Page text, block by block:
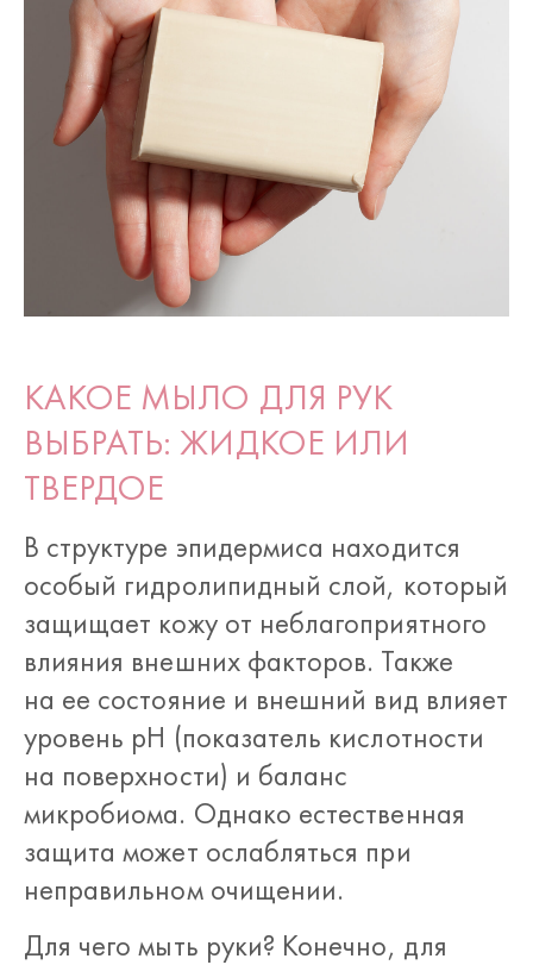
КАКОЕ МЫЛО ДЛЯ РУК
ВЫБРАТЬ: ЖИДКОЕ ИЛИ
ТВЕРДОЕ
В структуре эпидермиса находится
особый гидролипидный слой, который
защищает кожу от неблагоприятного
влияния внешних факторов. Также
на ее состояние и внешний вид влияет
уровень рН (показатель кислотности
на поверхности) и баланс
микробиома. Однако естественная
защита может ослабляться при
неправильном очищении.
Для чего мыть руки? Конечно, для